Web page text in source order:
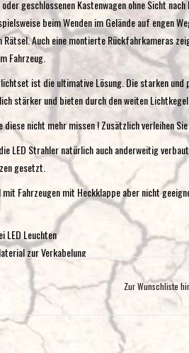
geschlossenen Kastenwagen ohne Sicht
beim Wenden im Gelände auf engen
Auch eine montierte Rückfahrkameras
Fahrzeug.
ist die ultimative Lösung. Die starken und
stärker und bieten durch den weiten
diese nicht mehr missen ! Zusätzlich verleihen
LED Strahler natürlich auch anderweitig
gesetzt.
Fahrzeugen mit Heckklappe aber nicht
LED Leuchten
zur Verkabelung
Zur Wunschliste